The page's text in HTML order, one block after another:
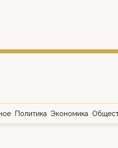
Политика Экономика